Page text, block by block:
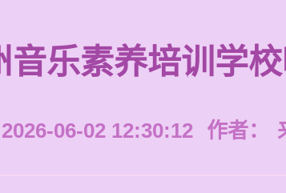
音乐素养培训学
06-02 12:30:12 作者：